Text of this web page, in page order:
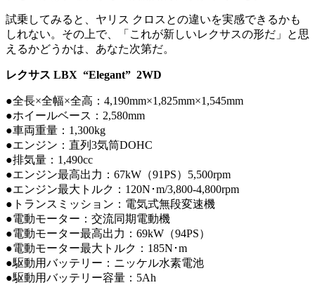
試乗してみると、ヤリス クロスとの違いを実感できるかも
しれない。その上で、「これが新しいレクサスの形だ」と思
えるかどうかは、あなた次第だ。
レクサス LBX “Elegant” 2WD
●全長×全幅×全高：4,190mm×1,825mm×1,545mm
●ホイールベース：2,580mm
●車両重量：1,300kg
●エンジン：直列3気筒DOHC
●排気量：1,490cc
●エンジン最高出力：67kW（91PS）5,500rpm
●エンジン最大トルク：120N･m/3,800-4,800rpm
●トランスミッション：電気式無段変速機
●電動モーター：交流同期電動機
●電動モーター最高出力：69kW（94PS）
●電動モーター最大トルク：185N･m
●駆動用バッテリー：ニッケル水素電池
●駆動用バッテリー容量：5Ah